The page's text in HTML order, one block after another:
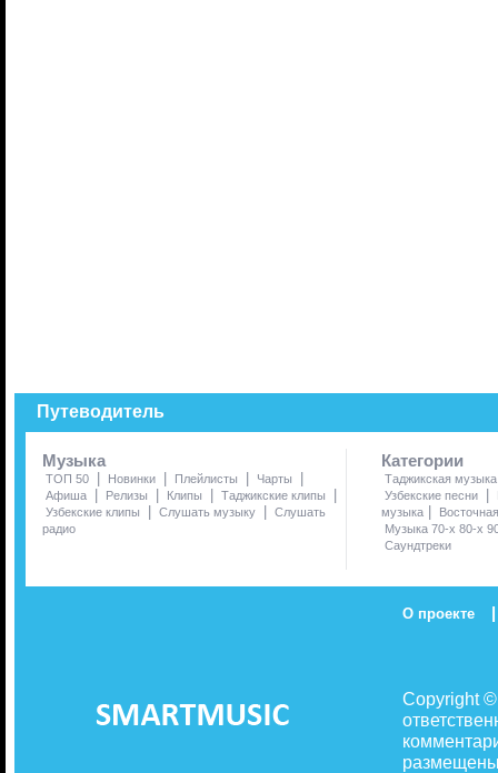
Путеводитель
Музыка
ТОП 50 | Новинки | Плейлисты | Чарты |
Афиша | Релизы | Клипы | Таджикские клипы |
Узбекские клипы | Слушать музыку | Слушать
радио
Категории
Таджикская музыка
Узбекские песни
|
музыка |
Музыка 70-х 80-х
Саундтреки
О проекте |
Copyright
размещены